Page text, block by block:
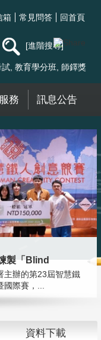
箱 常見問答 回首頁
進階搜尋
試 教育學分班 師鐸獎
務 訊息公告
製「Blind
主辦的第23屆智慧鐵
際賽，...
資料下載